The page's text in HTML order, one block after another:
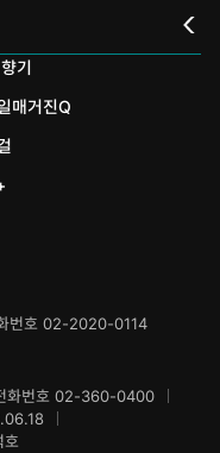
기
매거진Q
번호 02-2020-0114
화번호 02-360-0400
호